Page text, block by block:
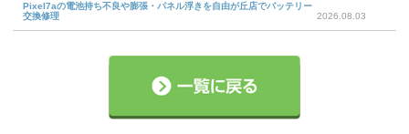
Pixel7aの電池持ち不良や膨張・パネル浮きを自由が丘店でバッテリー
交換修理
2026.08.03